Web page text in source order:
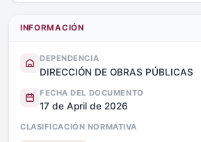
INFORMACIÓN
DEPENDENCIA
DIRECCIÓN DE OBRAS PÚBLICAS
FECHA DEL DOCUMENTO
17 de April de 2026
CLASIFICACIÓN NORMATIVA